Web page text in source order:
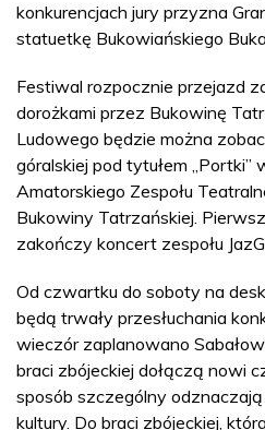
konkurencjach jury przyzna
statuetkę Bukowiańskiego
Festiwal rozpocznie przejazd
dorożkami przez Bukowinę
Ludowego będzie można
góralskiej pod tytułem „Portki”
Amatorskiego Zespołu
Bukowiny Tatrzańskiej.
zakończy koncert zespołu
Od czwartku do soboty na
będą trwały przesłuchania
wieczór zaplanowano
braci zbójeckiej dołączą nowi
sposób szczególny
kultury. Do braci zbójeckiej,